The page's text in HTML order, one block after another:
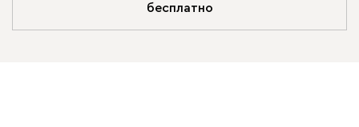
бесплатно